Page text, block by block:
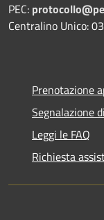
PEC:
Centralino Unico:
Prenotazione
Segnalazione
Leggi le FAQ
Richiesta